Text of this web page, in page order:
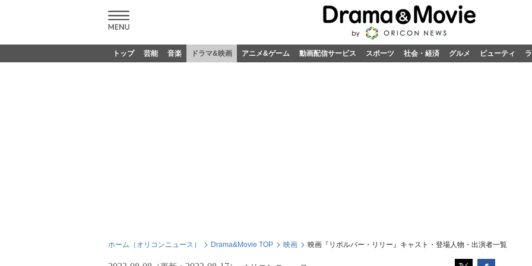
トップ 芸能 音楽 ドラマ&映画 アニメ&ゲーム 動画配信サービス スポーツ 社会・経済 グルメ ビューティ
ホーム（オリコンニュース） Drama&Movie TOP 映画 映画『リボルバー・リリー』キャスト・登場人物・出演者一覧